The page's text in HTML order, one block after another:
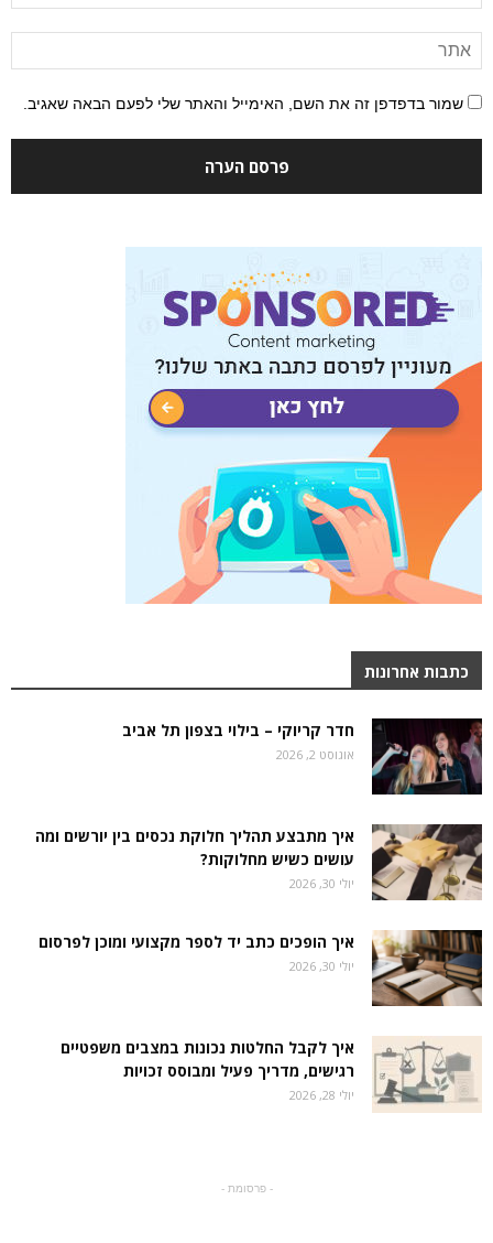
שמור בדפדפן זה את השם, האימייל והאתר שלי לפעם הבאה שאגיב.
כתבות אחרונות
חדר קריוקי – בילוי בצפון תל אביב
אוגוסט 2, 2026
איך מתבצע תהליך חלוקת נכסים בין יורשים ומה
עושים כשיש מחלוקות?
יולי 30, 2026
איך הופכים כתב יד לספר מקצועי ומוכן לפרסום
יולי 30, 2026
איך לקבל החלטות נכונות במצבים משפטיים
רגישים, מדריך פעיל ומבוסס זכויות
יולי 28, 2026
- פרסומת -